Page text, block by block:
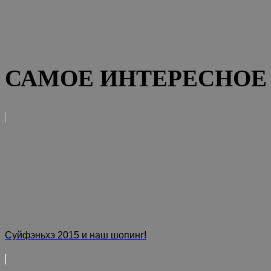
САМОЕ ИНТЕРЕСНОЕ
Суйфэньхэ 2015 и наш шопинг!